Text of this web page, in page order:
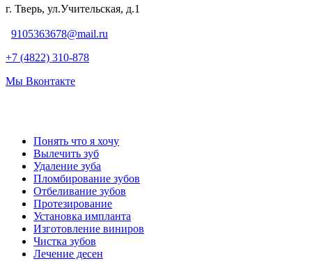
г. Тверь, ул.Учительская, д.1
9105363678@mail.ru
+7 (4822) 310-878
Мы Вконтакте
Понять что я хочу
Вылечить зуб
Удаление зуба
Пломбирование зубов
Отбеливание зубов
Протезирование
Установка импланта
Изготовление виниров
Чистка зубов
Лечение десен